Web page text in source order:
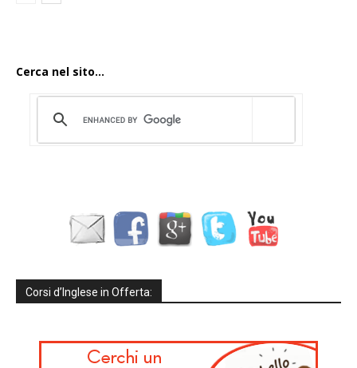
Cerca nel sito...
Corsi d’Inglese in Offerta: